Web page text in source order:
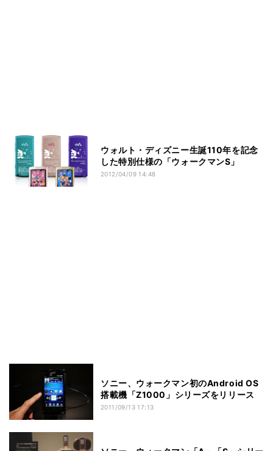
ウォルト・ディズニー生誕110年を記念
した特別仕様の「ウォークマンS」
2012/04/09 14:48
ソニー、ウォークマン初のAndroid OS
搭載機「Z1000」シリーズをリリース
2011/09/13 17:13